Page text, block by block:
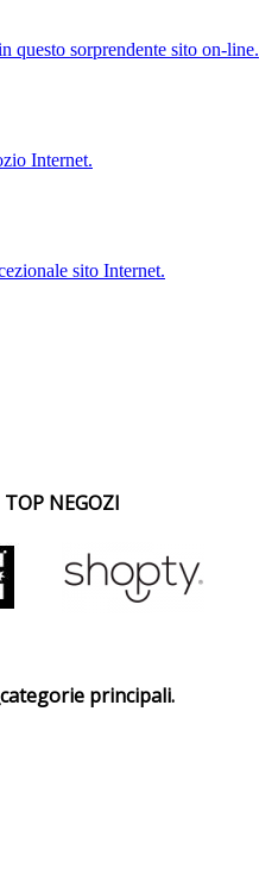
questo sorprendente sito on-line.
Internet.
sito Internet.
TOP NEGOZI
principali.